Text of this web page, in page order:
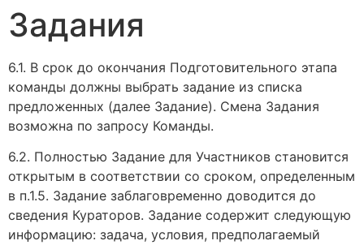
Задания
6.1. В срок до окончания Подготовительного этапа
команды должны выбрать задание из списка
предложенных (далее Задание). Смена Задания
возможна по запросу Команды.
6.2. Полностью Задание для Участников становится
открытым в соответствии со сроком, определенным
в п.1.5. Задание заблаговременно доводится до
сведения Кураторов. Задание содержит следующую
информацию: задача, условия, предполагаемый